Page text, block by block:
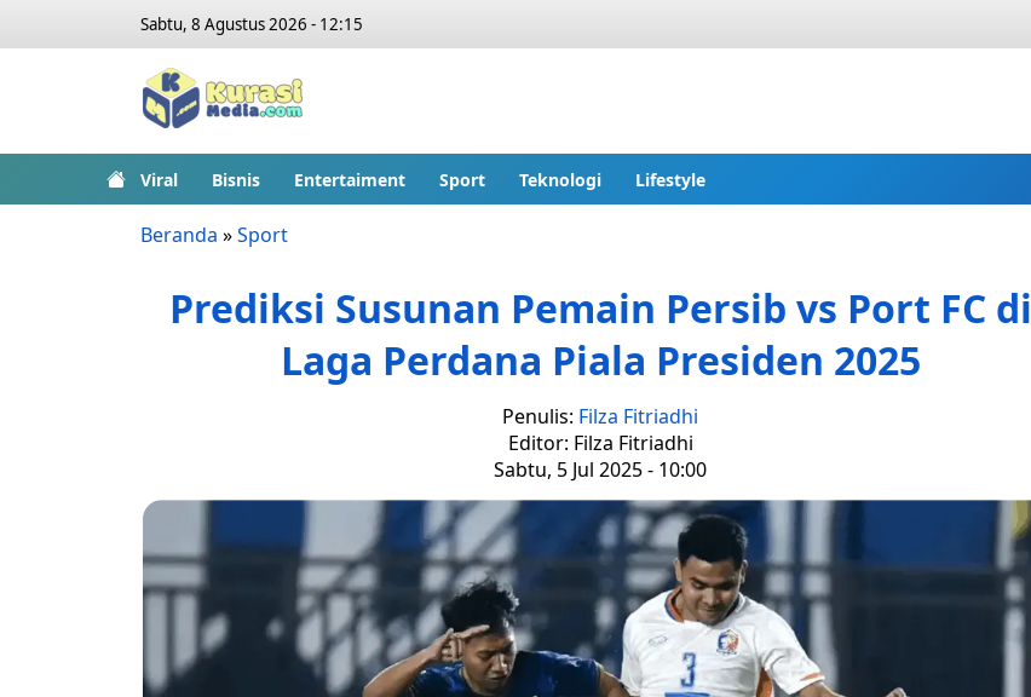
Sabtu, 8 Agustus 2026 - 12:15
Viral Bisnis Entertaiment Sport Teknologi Lifestyle
Beranda »Sport
Prediksi Susunan Pemain Persib vs Port FC di
Laga Perdana Piala Presiden 2025
Penulis: Filza Fitriadhi
Editor: Filza Fitriadhi
Sabtu, 5 Jul 2025 - 10:00